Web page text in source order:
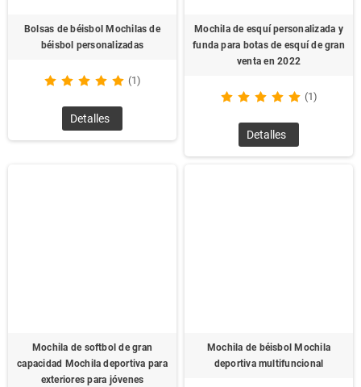
medida son perfectas para ferias comerciales, eventos
corporativos o campañas publicitarias, donde puedes
aumentando la presencia de tu marca y brindando un
producto útil a los destinatarios.
Ver más productos
Bolsas de béisbol Mochilas de
béisbol personalizadas
(1)
Detalles
Mochila de esquí personalizada y
funda para botas de esquí de gran
venta en 2022
(1)
Detalles
Mochila de softbol de gran
capacidad Mochila deportiva para
exteriores para jóvenes
Mochila de béisbol Mochila
deportiva multifuncional